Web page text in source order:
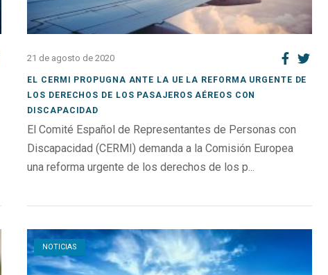
21 de agosto de 2020
EL CERMI PROPUGNA ANTE LA UE LA REFORMA URGENTE DE
LOS DERECHOS DE LOS PASAJEROS AÉREOS CON
DISCAPACIDAD
El Comité Español de Representantes de Personas con
Discapacidad (CERMI) demanda a la Comisión Europea
una reforma urgente de los derechos de los p...
NOTICIAS
Open post